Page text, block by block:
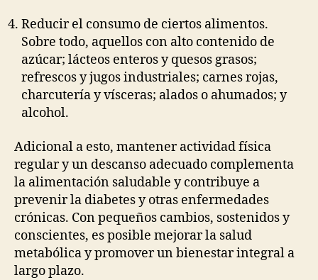
Reducir el consumo de ciertos alimentos.
Sobre todo, aquellos con alto contenido de
azúcar; lácteos enteros y quesos grasos;
refrescos y jugos industriales; carnes rojas,
charcutería y vísceras; alados o ahumados; y
alcohol.
Adicional a esto, mantener actividad física
regular y un descanso adecuado complementa
la alimentación saludable y contribuye a
prevenir la diabetes y otras enfermedades
crónicas. Con pequeños cambios, sostenidos y
conscientes, es posible mejorar la salud
metabólica y promover un bienestar integral a
largo plazo.